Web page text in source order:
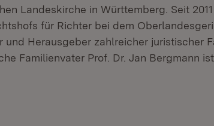
Landeskirche in Württemberg. Seit
für Richter bei dem
und Herausgeber zahlreicher juristischer
Familienvater Prof. Dr. Jan Bergmann